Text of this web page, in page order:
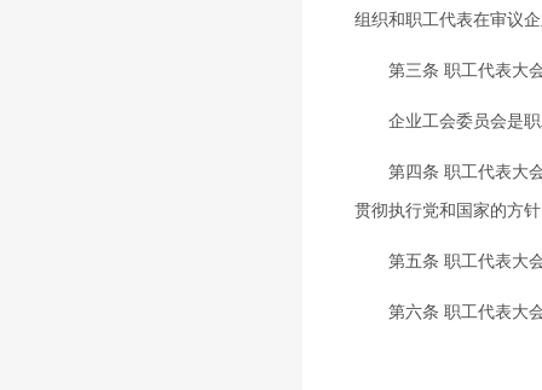
组织和职工代表在审议
第三条 职工代表大会
企业工会委员会是职
第四条 职工代表大会
贯彻执行党和国家的方
第五条 职工代表大会
第六条 职工代表大